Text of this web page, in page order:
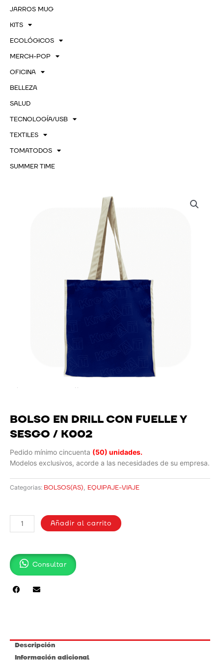
JARROS MUG
KITS
ECOLÓGICOS
MERCH-POP
OFICINA
BELLEZA
SALUD
TECNOLOGÍA/USB
TEXTILES
TOMATODOS
SUMMER TIME
BOLSO EN DRILL CON FUELLE Y
SESGO / K002
Pedido mínimo cincuenta (50) unidades.
Modelos exclusivos, acorde a las necesidades de su empresa.
Categorias: BOLSOS(AS), EQUIPAJE-VIAJE
DRILL
FUELLE
Y
SESGO
Añadir al carrito
Consultar
Descripción
Información adicional